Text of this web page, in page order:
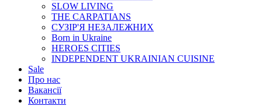
SLOW LIVING
THE CARPATIANS
СУЗІР'Я НЕЗАЛЕЖНИХ
Born in Ukraine
HEROES CITIES
INDEPENDENT UKRAINIAN CUISINE
Sale
Про нас
Вакансії
Контакти